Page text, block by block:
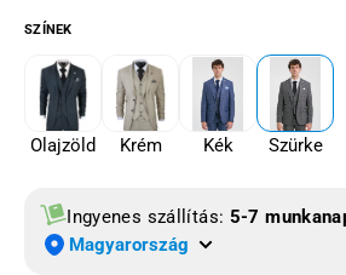
SZÍNEK
Olajzöld Krém Kék Szürke
Ingyenes szállítás: 5-7
Magyarország